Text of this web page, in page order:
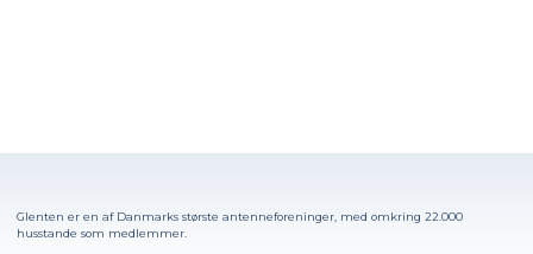
Glenten er en af Danmarks største antenneforeninger, med omkring 22.000
husstande som medlemmer.